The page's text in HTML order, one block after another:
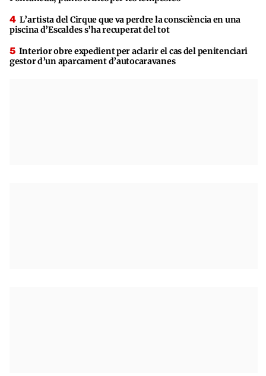
L’artista del Cirque que va perdre la consciència en una
piscina d’Escaldes s’ha recuperat del tot
Interior obre expedient per aclarir el cas del penitenciari
gestor d’un aparcament d’autocaravanes